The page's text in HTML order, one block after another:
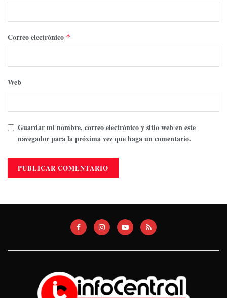
Correo electrónico *
Web
Guardar mi nombre, correo electrónico y sitio web en este
navegador para la próxima vez que haga un comentario.